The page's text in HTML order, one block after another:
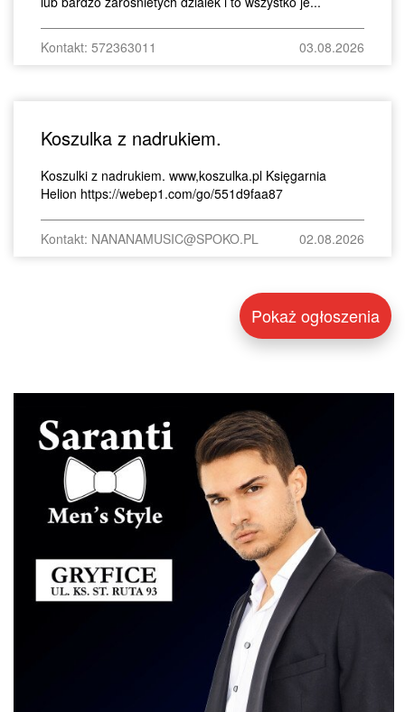
Kontakt: 572363011 03.08.2026
Koszulka z nadrukiem.
Koszulki z nadrukiem. www,koszulka.pl Księgarnia
Helion https://webep1.com/go/551d9faa87
Kontakt: NANANAMUSIC@SPOKO.PL 02.08.2026
Pokaż ogłoszenia